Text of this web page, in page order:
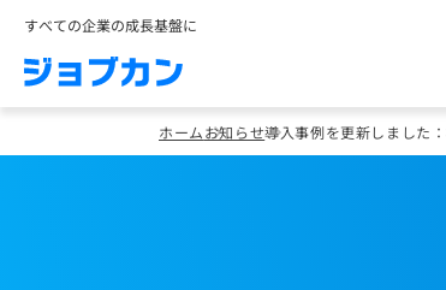
すべての企業の成長基盤に
ホームお知らせ導入事例を更新しました